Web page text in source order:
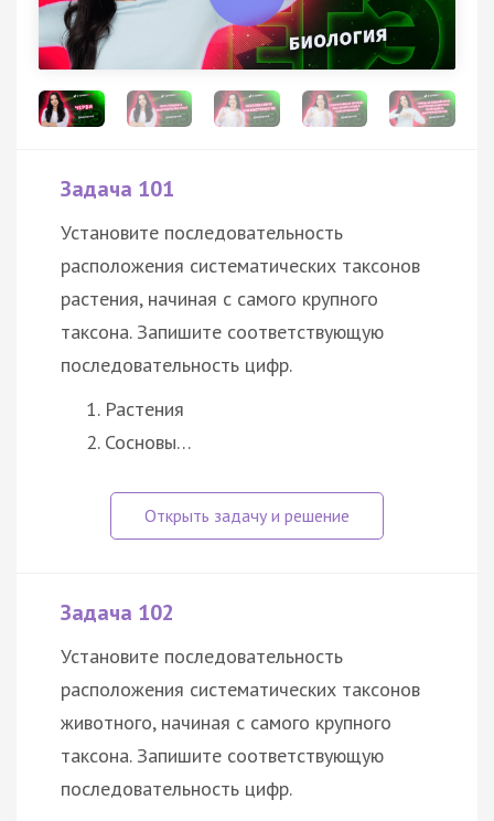
Задача 101
Установите последовательность
расположения систематических таксонов
растения, начиная с самого крупного
таксона. Запишите соответствующую
последовательность цифр.
Растения
Сосновы…
Задача 102
Установите последовательность
расположения систематических таксонов
животного, начиная с самого крупного
таксона. Запишите соответствующую
последовательность цифр.